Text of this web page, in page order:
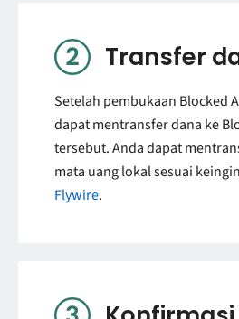
Transfer
Setelah pembukaan Blocked
dapat mentransfer dana ke
tersebut. Anda dapat
mata uang lokal sesuai
Flywire.